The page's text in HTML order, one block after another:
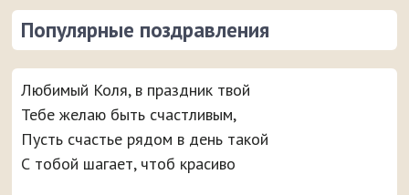
Популярные поздравления
Любимый Коля, в праздник твой
Тебе желаю быть счастливым,
Пусть счастье рядом в день такой
С тобой шагает, чтоб красиво